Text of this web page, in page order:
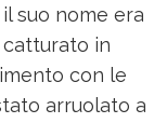
il suo nome era
catturato in
con le
arruolato a